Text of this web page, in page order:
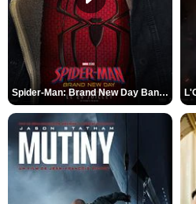
Spider-Man: Brand New Day Bande-annonce VO STFR